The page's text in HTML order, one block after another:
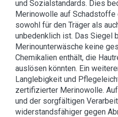
und Sozialstandards. Dies
Merinowolle auf
sowohl für den Träger als
unbedenklich ist. Das Siegel
Merinounterwäsche keine
Chemikalien enthält, die
auslösen könnten. Ein
Langlebigkeit und
zertifizierter Merinowolle.
und der sorgfältigen
widerstandsfähiger gegen